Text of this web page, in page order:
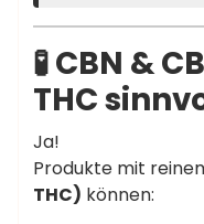
🧪 CBN &
THC
Ja!
Produkte mit
THC) können: